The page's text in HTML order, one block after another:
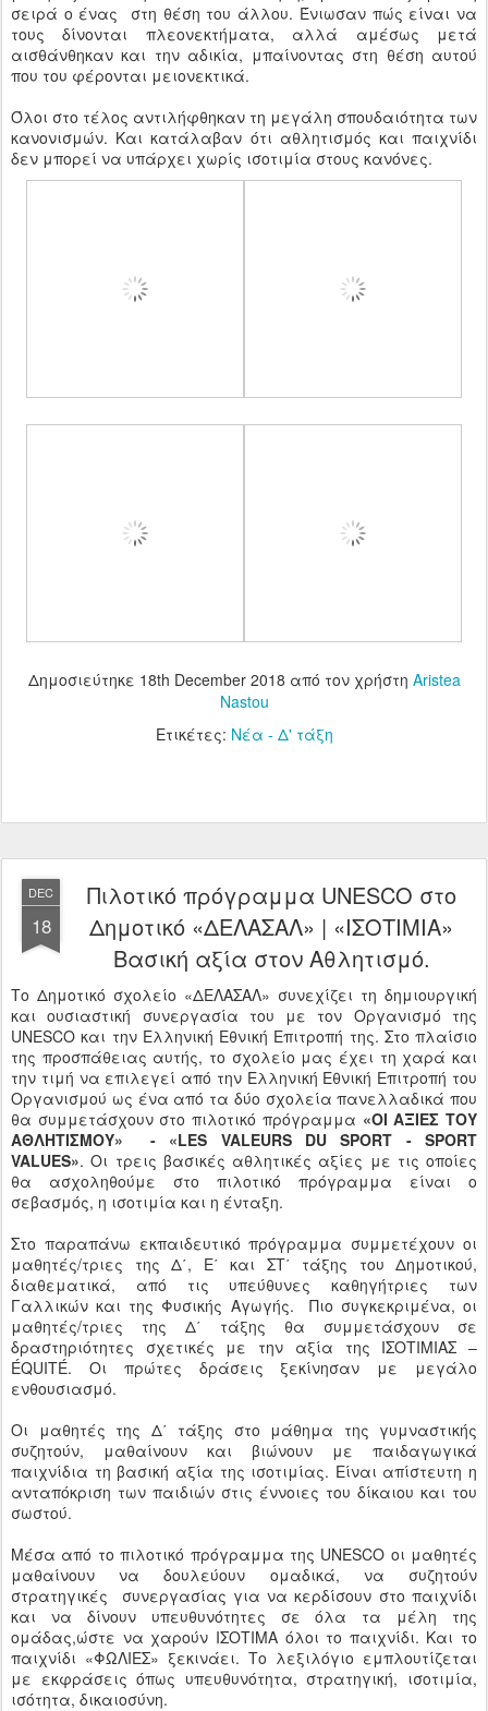
σειρά ο ένας στη θέση του άλλου. Ένιωσαν πώς είναι να
τους δίνονται πλεονεκτήματα, αλλά αμέσως μετά
αισθάνθηκαν και την αδικία, μπαίνοντας στη θέση αυτού
που του φέρονται μειονεκτικά.
Όλοι στο τέλος αντιλήφθηκαν τη μεγάλη σπουδαιότητα των
κανονισμών. Και κατάλαβαν ότι αθλητισμός και παιχνίδι
δεν μπορεί να υπάρχει χωρίς ισοτιμία στους κανόνες.
Δημοσιεύτηκε 18th December 2018 από τον χρήστη Aristea
Nastou
Ετικέτες: Νέα - Δ' τάξη
DEC
18
Πιλοτικό πρόγραμμα UNESCO στο
Δημοτικό «ΔΕΛΑΣΑΛ» | «ΙΣΟΤΙΜΙΑ»
Βασική αξία στον Αθλητισμό.
Το Δημοτικό σχολείο «ΔΕΛΑΣΑΛ» συνεχίζει τη δημιουργική
και ουσιαστική συνεργασία του με τον Οργανισμό της
UNESCO και την Eλληνική Εθνική Eπιτροπή της. Στο πλαίσιο
της προσπάθειας αυτής, το σχολείο μας έχει τη χαρά και
την τιμή να επιλεγεί από την Ελληνική Εθνική Επιτροπή του
Οργανισμού ως ένα από τα δύο σχολεία πανελλαδικά που
θα συμμετάσχουν στο πιλοτικό πρόγραμμα «ΟΙ ΑΞΙΕΣ ΤΟΥ
ΑΘΛΗΤΙΣΜΟΥ» - «LES VALEURS DU SPORT - SPORT
VALUES». Οι τρεις βασικές αθλητικές αξίες με τις οποίες
θα ασχοληθούμε στο πιλοτικό πρόγραμμα είναι ο
σεβασμός, η ισοτιμία και η ένταξη.
Στο παραπάνω εκπαιδευτικό πρόγραμμα συμμετέχουν οι
μαθητές/τριες της Δ΄, Ε΄ και ΣΤ΄ τάξης του Δημοτικού,
διαθεματικά, από τις υπεύθυνες καθηγήτριες των
Γαλλικών και της Φυσικής Αγωγής. Πιο συγκεκριμένα, οι
μαθητές/τριες της Δ΄ τάξης θα συμμετάσχουν σε
δραστηριότητες σχετικές με την αξία της ΙΣΟΤΙΜΙΑΣ –
ÉQUITÉ. Οι πρώτες δράσεις ξεκίνησαν με μεγάλο
ενθουσιασμό.
Οι μαθητές της Δ΄ τάξης στο μάθημα της γυμναστικής
συζητούν, μαθαίνουν και βιώνουν με παιδαγωγικά
παιχνίδια τη βασική αξία της ισοτιμίας. Είναι απίστευτη η
ανταπόκριση των παιδιών στις έννοιες του δίκαιου και του
σωστού.
Μέσα από το πιλοτικό πρόγραμμα της UNESCO οι μαθητές
μαθαίνουν να δουλεύουν ομαδικά, να συζητούν
στρατηγικές συνεργασίας για να κερδίσουν στο παιχνίδι
και να δίνουν υπευθυνότητες σε όλα τα μέλη της
ομάδας,ώστε να χαρούν ΙΣΟΤΙΜΑ όλοι το παιχνίδι. Και το
παιχνίδι «ΦΩΛΙΕΣ» ξεκινάει. Το λεξιλόγιο εμπλουτίζεται
με εκφράσεις όπως υπευθυνότητα, στρατηγική, ισοτιμία,
ισότητα, δικαιοσύνη.